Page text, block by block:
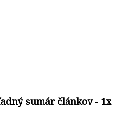
sumár článkov - 1x